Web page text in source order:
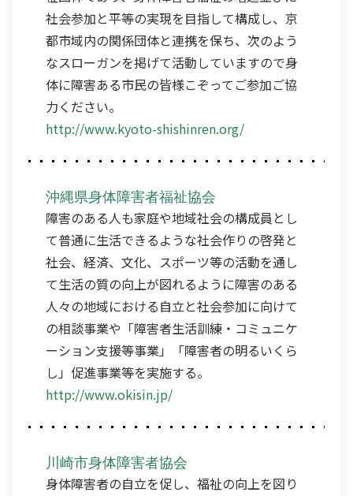
社会参加と平等の実現を目指して構成し、京
都市域内の関係団体と連携を保ち、次のよう
なスローガンを掲げて活動していますので身
体に障害ある市民の皆様こぞってご参加ご協
力ください。
http://www.kyoto-shishinren.org/
沖縄県身体障害者福祉協会
障害のある人も家庭や地域社会の構成員とし
て普通に生活できるような社会作りの啓発と
社会、経済、文化、スポーツ等の活動を通し
て生活の質の向上が図れるように障害のある
人々の地域における自立と社会参加に向けて
の相談事業や「障害者生活訓練・コミュニケ
ーション支援等事業」「障害者の明るいくら
し」促進事業等を実施する。
http://www.okisin.jp/
川崎市身体障害者協会
身体障害者の自立を促し、福祉の向上を図り